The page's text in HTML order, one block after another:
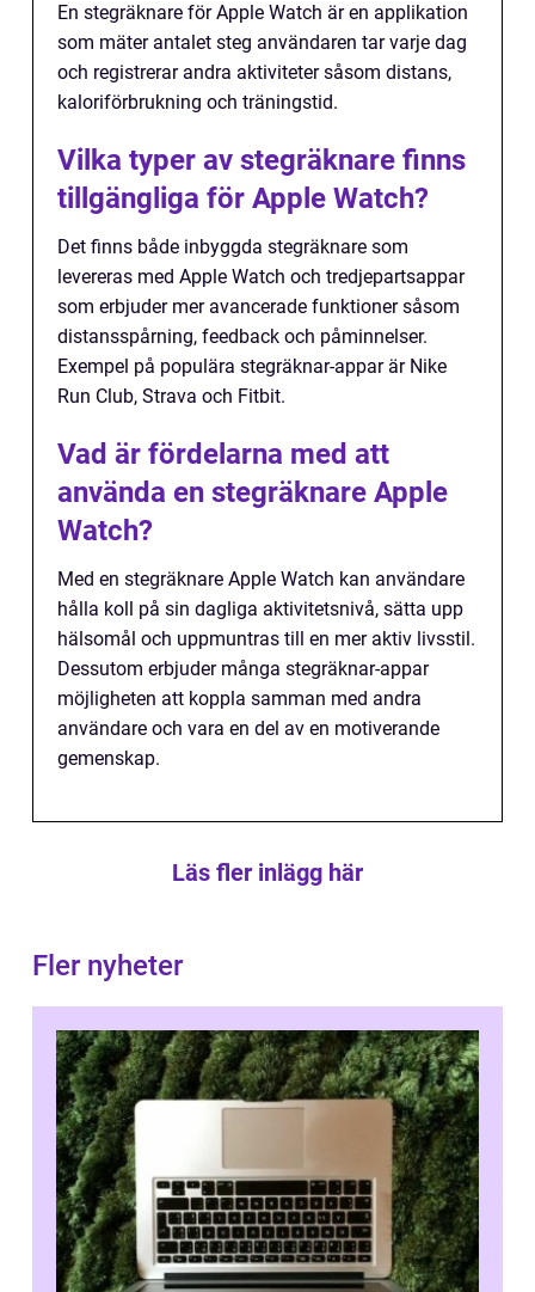
En stegräknare för Apple Watch är en applikation
som mäter antalet steg användaren tar varje dag
och registrerar andra aktiviteter såsom distans,
kaloriförbrukning och träningstid.
Vilka typer av stegräknare finns
tillgängliga för Apple Watch?
Det finns både inbyggda stegräknare som
levereras med Apple Watch och tredjepartsappar
som erbjuder mer avancerade funktioner såsom
distansspårning, feedback och påminnelser.
Exempel på populära stegräknar-appar är Nike
Run Club, Strava och Fitbit.
Vad är fördelarna med att
använda en stegräknare Apple
Watch?
Med en stegräknare Apple Watch kan användare
hålla koll på sin dagliga aktivitetsnivå, sätta upp
hälsomål och uppmuntras till en mer aktiv livsstil.
Dessutom erbjuder många stegräknar-appar
möjligheten att koppla samman med andra
användare och vara en del av en motiverande
gemenskap.
Läs fler inlägg här
Fler nyheter